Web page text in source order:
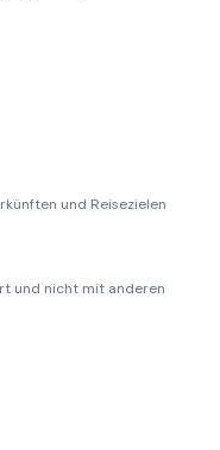
und Reisezielen
und nicht mit anderen